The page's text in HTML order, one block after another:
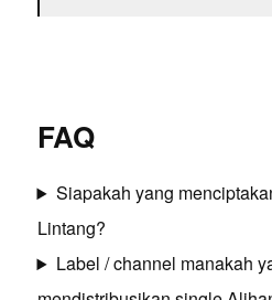
FAQ
Siapakah yang
Lintang?
Label / channel manakah